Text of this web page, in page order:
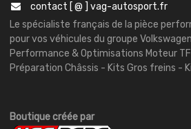
contact [ @ ] vag-autosport.fr
Le spécialiste français de la pièce
pour vos véhicules du groupe
Performance & Optimisations Moteur
Préparation Châssis - Kits Gros freins -
Boutique créée par